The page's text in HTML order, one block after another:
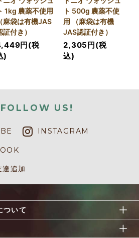
1kg 農薬不使用
（麻袋は有機JAS
証付き）
円(税
)
ト 500g 農薬不使
用 （麻袋は有機
JAS認証付き）
2,305円(税
込)
FOLLOW US!
INSTAGRAM
追加
ついて